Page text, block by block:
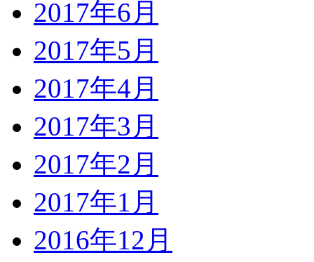
2017年6月
2017年5月
2017年4月
2017年3月
2017年2月
2017年1月
2016年12月